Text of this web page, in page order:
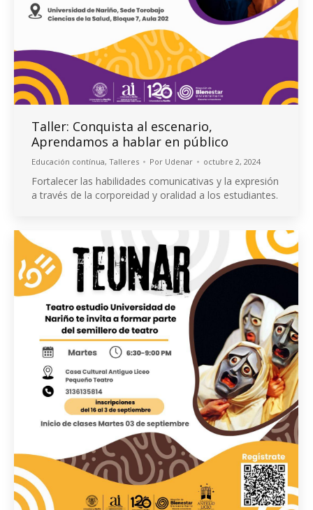
Taller: Conquista al escenario,
Aprendamos a hablar en público
Educación contínua, Talleres Por Udenar octubre 2, 2024
Fortalecer las habilidades comunicativas y la expresión
a través de la corporeidad y oralidad a los estudiantes.